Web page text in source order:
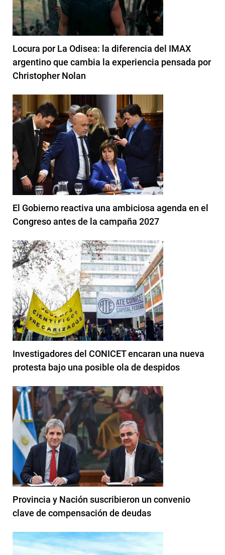
Locura por La Odisea: la diferencia del IMAX
argentino que cambia la experiencia pensada por
Christopher Nolan
El Gobierno reactiva una ambiciosa agenda en el
Congreso antes de la campaña 2027
Investigadores del CONICET encaran una nueva
protesta bajo una posible ola de despidos
Provincia y Nación suscribieron un convenio
clave de compensación de deudas